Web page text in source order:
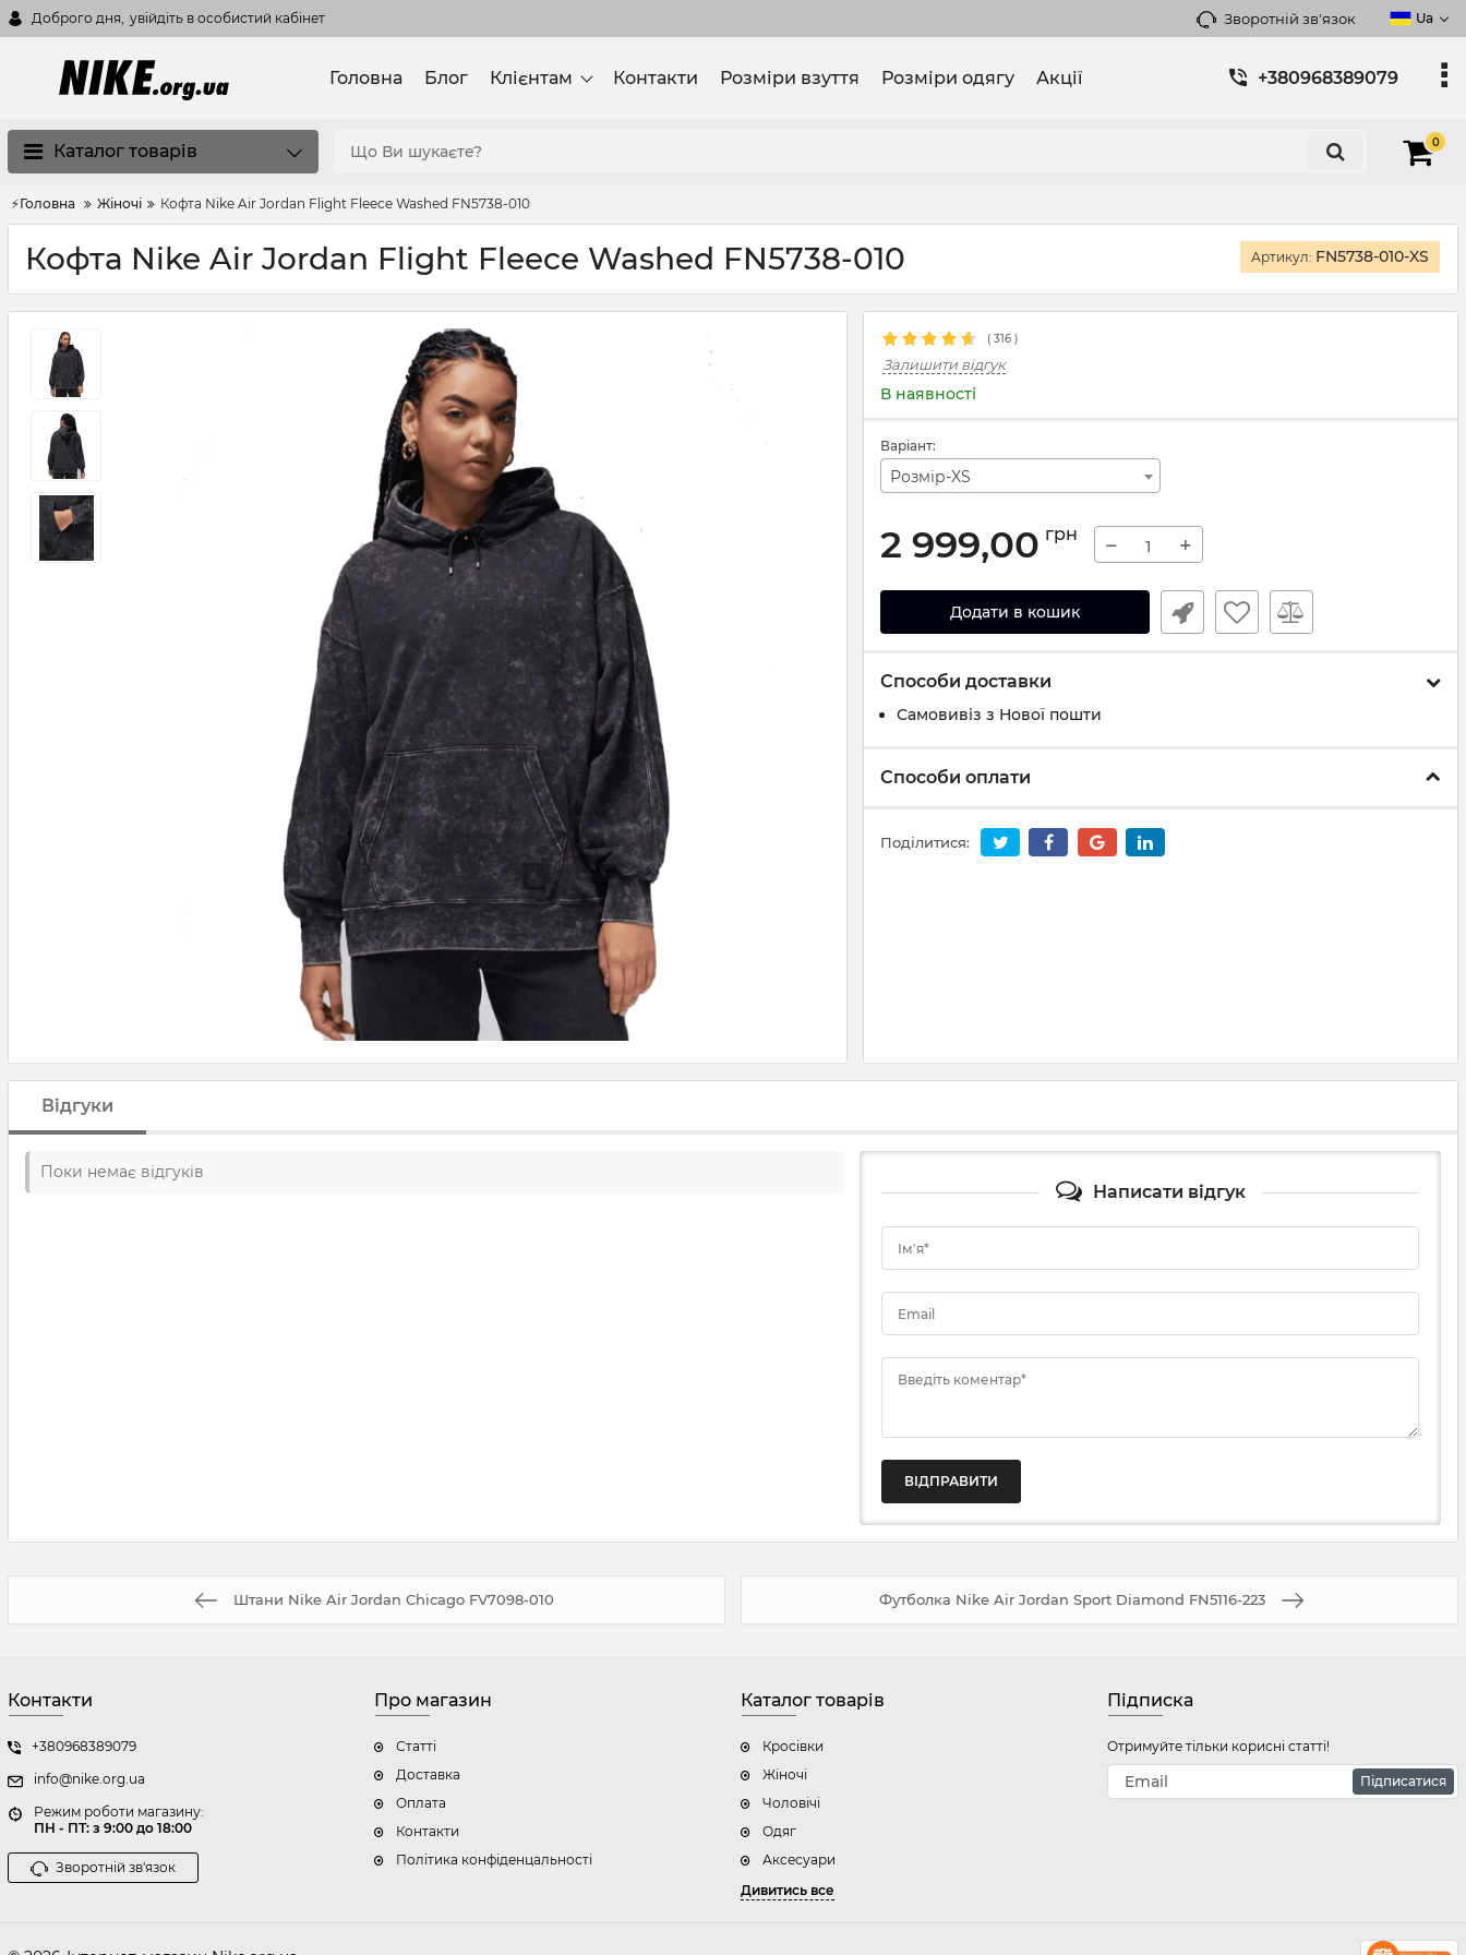
Доброго дня, увійдіть в особистий кабінет Зворотній зв'язок Ua
Головна Блог Клієнтам Контакти Розміри взуття Розміри одягу Акції +380968389079
Каталог товарів 0
⚡Головна Жіночі Кофта Nike Air Jordan Flight Fleece Washed FN5738-010
Кофта Nike Air Jordan Flight Fleece Washed FN5738-010 Артикул: FN5738-010-XS
( 316 )
Залишити відгук
В наявності
Варіант:
Розмір-XS
2 999,00 грн − +
Додати в кошик
Способи доставки
Самовивіз з Нової пошти
Способи оплати
Поділитися:
Відгуки
Поки немає відгуків
Написати відгук
Ім'я*
Email
Введіть коментар*
Штани Nike Air Jordan Chicago FV7098-010 Футболка Nike Air Jordan Sport Diamond FN5116-223
Контакти
+380968389079
info@nike.org.ua
Режим роботи магазину:
ПН - ПТ: з 9:00 до 18:00
Зворотній зв'язок
Про магазин
Статті
Доставка
Оплата
Контакти
Політика конфіденцальності
Каталог товарів
Кросівки
Жіночі
Чоловічі
Одяг
Аксесуари
Дивитись все
Підписка
Отримуйте тільки корисні статті!
Підписатися